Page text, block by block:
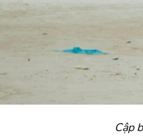
Cập